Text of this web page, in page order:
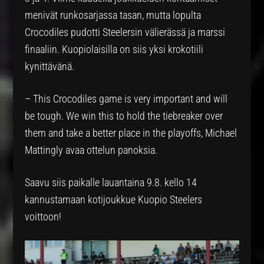
menivät runkosarjassa tasan, mutta lopulta
Crocodiles pudotti Steelersin välierässä ja marssi
finaaliin. Kuopiolaisilla on siis yksi krokotiili
kynittävänä.
– This Crocodiles game is very important and will
be tough. We win this to hold the tiebreaker over
them and take a better place in the playoffs, Michael
Mattingly avaa ottelun panoksia.
Saavu siis paikalle lauantaina 9.8. kello 14
kannustamaan kotijoukkue Kuopio Steelers
voittoon!